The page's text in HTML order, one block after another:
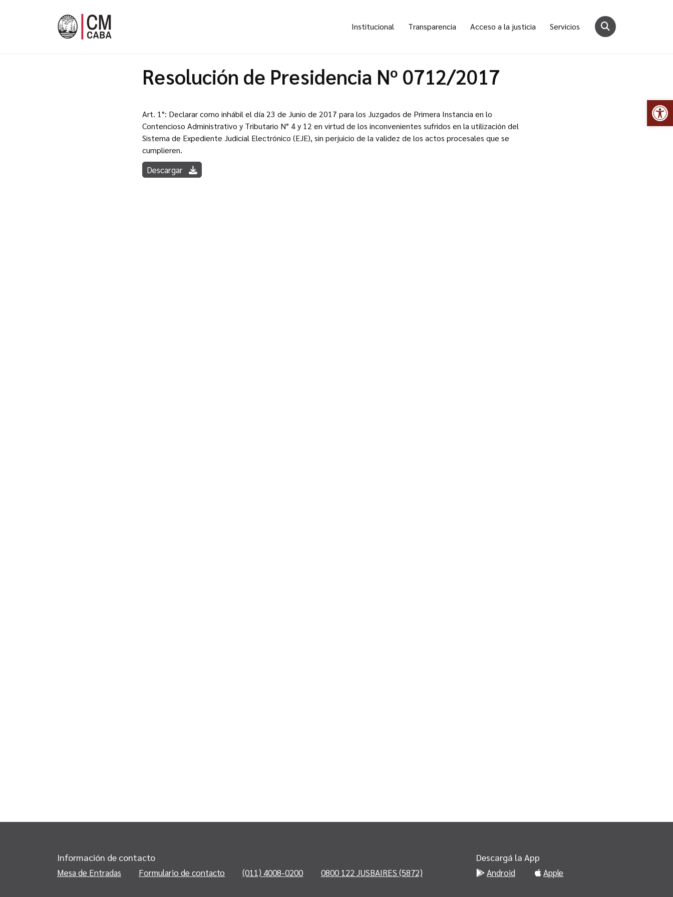
Institucional Transparencia Acceso a la justicia Servicios
Resolución de Presidencia Nº 0712/2017
Art. 1°: Declarar como inhábil el día 23 de Junio de 2017 para los Juzgados de Primera Instancia en lo
Contencioso Administrativo y Tributario N° 4 y 12 en virtud de los inconvenientes sufridos en la utilización del
Sistema de Expediente Judicial Electrónico (EJE), sin perjuicio de la validez de los actos procesales que se
cumplieren.
Descargar
Información de contacto
Mesa de Entradas Formulario de contacto (011) 4008-0200 0800 122 JUSBAIRES (5872)
Descargá la App
Android Apple